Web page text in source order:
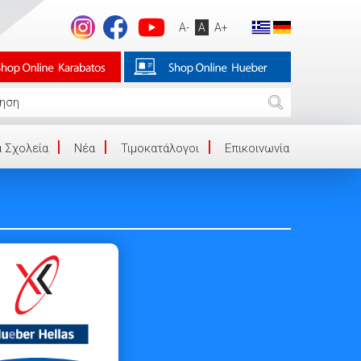
A- A A+
Σχολεία Νέα Τιμοκατάλογοι Επικοινωνία